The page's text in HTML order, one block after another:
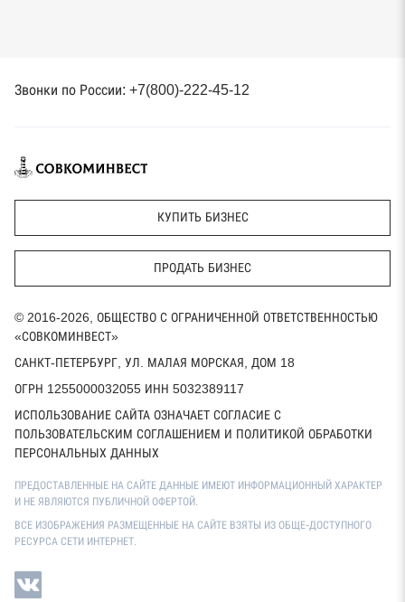
Звонки по России: +7(800)-222-45-12
КУПИТЬ БИЗНЕС
ПРОДАТЬ БИЗНЕС
© 2016-2026, ОБЩЕСТВО С ОГРАНИЧЕННОЙ ОТВЕТСТВЕННОСТЬЮ
«СОВКОМИНВЕСТ»
САНКТ-ПЕТЕРБУРГ, УЛ. МАЛАЯ МОРСКАЯ, ДОМ 18
ОГРН 1255000032055 ИНН 5032389117
ИСПОЛЬЗОВАНИЕ САЙТА ОЗНАЧАЕТ СОГЛАСИЕ С
ПОЛЬЗОВАТЕЛЬСКИМ СОГЛАШЕНИЕМ И ПОЛИТИКОЙ ОБРАБОТКИ
ПЕРСОНАЛЬНЫХ ДАННЫХ
ПРЕДОСТАВЛЕННЫЕ НА САЙТЕ ДАННЫЕ ИМЕЮТ ИНФОРМАЦИОННЫЙ ХАРАКТЕР
И НЕ ЯВЛЯЮТСЯ ПУБЛИЧНОЙ ОФЕРТОЙ.
ВСЕ ИЗОБРАЖЕНИЯ РАЗМЕЩЕННЫЕ НА САЙТЕ ВЗЯТЫ ИЗ ОБЩЕ-ДОСТУПНОГО
РЕСУРСА СЕТИ ИНТЕРНЕТ.